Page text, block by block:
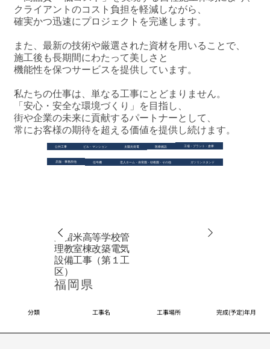
クライアントのコスト負担を軽減しながら、
確実かつ迅速にプロジェクトを完遂します。
また、最新の技術や厳選された資材を用いることで、
施工後も長期間にわたって美しさと
機能性を保つサービスを提供しています。
私たちの仕事は、単なる工事にとどまりません。
「安心・安全な環境づくり」を目指し、
街や企業の未来に貢献するパートナーとして、
常にお客様の期待を超える価値を提供し続けます。
公共工事 ビル・マンション 太陽光発電 医療施設 工場・プラント・倉庫
店舗・事務所他 信号機 老人ホーム・保育園・幼稚園・その他 ガソリンスタンド
久留米高等学校管
理教室棟改築電気
設備工事（第１工
区）
福岡県
分類 工事名 工事場所 完成(予定)年月